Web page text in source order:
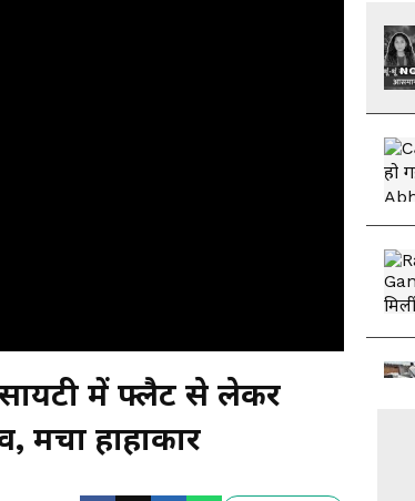
में फ्लैट से लेकर
डालडा फैक्ट्री तक आग का तांडव, मचा हाहाकार